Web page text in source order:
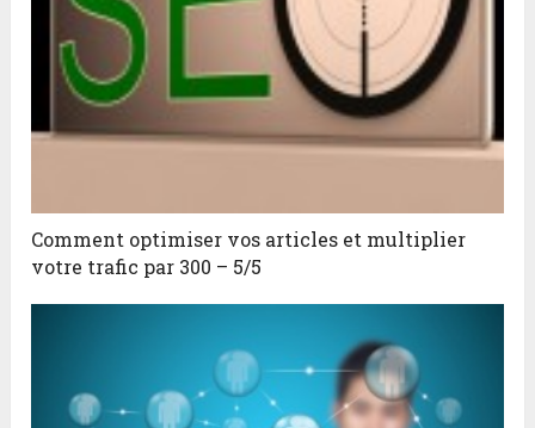
Comment optimiser vos articles et multiplier
votre trafic par 300 – 5/5